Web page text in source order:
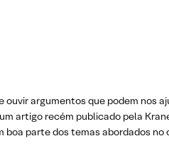
argumentos que podem nos
artigo recém publicado pela
boa parte dos temas abordados